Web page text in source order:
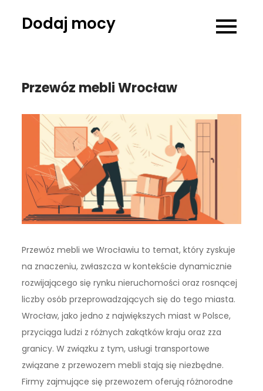
Dodaj mocy
Przewóz mebli Wrocław
Przewóz mebli we Wrocławiu to temat, który zyskuje
na znaczeniu, zwłaszcza w kontekście dynamicznie
rozwijającego się rynku nieruchomości oraz rosnącej
liczby osób przeprowadzających się do tego miasta.
Wrocław, jako jedno z największych miast w Polsce,
przyciąga ludzi z różnych zakątków kraju oraz zza
granicy. W związku z tym, usługi transportowe
związane z przewozem mebli stają się niezbędne.
Firmy zajmujące się przewozem oferują różnorodne